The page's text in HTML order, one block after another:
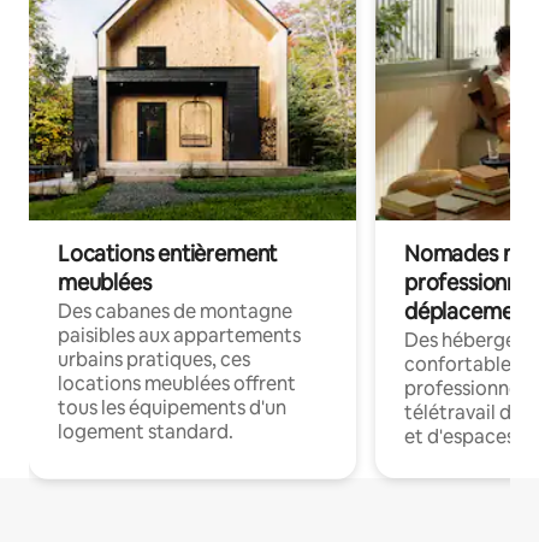
Locations entièrement
meublées
Des cabanes de montagne
paisibles aux appartements
urbains pratiques, ces
locations meublées offrent
tous les équipements d'un
logement standard.
Nomades
déplacement
Des
confortables
professionnels
télétravail
et d'espaces